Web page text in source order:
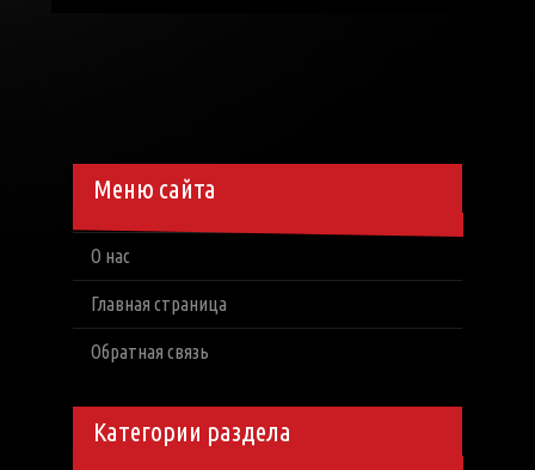
Меню сайта
О нас
Главная страница
Обратная связь
Категории раздела